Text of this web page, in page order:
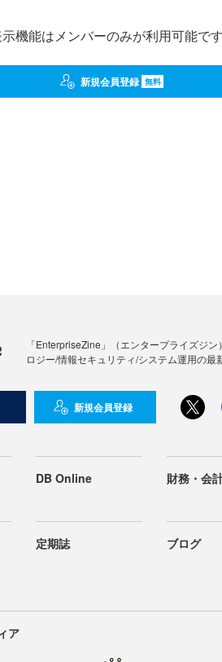
機能はメンバーのみが利用可能です
新規会員登録 無料
「EnterpriseZine」（エンタープライズジ
ロジー/情報セキュリティ/システム運用の
新規会員登録
DB Online 財務・会
定期誌 ブログ
ア